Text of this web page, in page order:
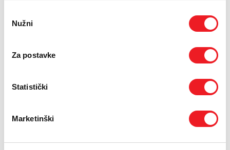
pristanka
Nužni
Za postavke
Statistički
Marketinški
Izvješće o gotovinskim tijekovima - neizravna metoda 2023
Godišnje izvješće o poslovanju za
Bilanca uspjeha 2022